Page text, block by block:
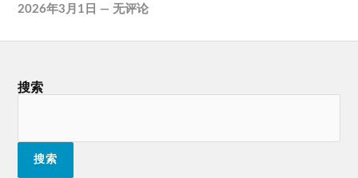
2026年3月1日 —无评论
搜索
搜索